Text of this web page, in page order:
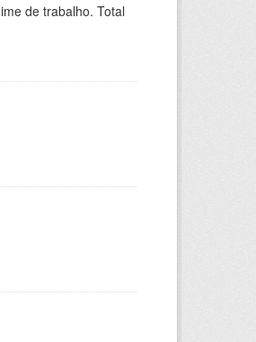
de trabalho. Total